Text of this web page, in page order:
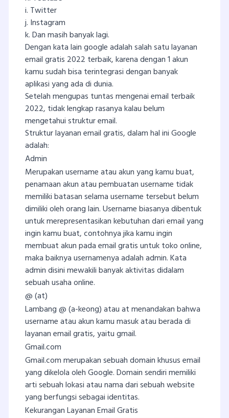
i. Twitter
j. Instagram
k. Dan masih banyak lagi.
Dengan kata lain google adalah salah satu layanan
email gratis 2022 terbaik, karena dengan 1 akun
kamu sudah bisa terintegrasi dengan banyak
aplikasi yang ada di dunia.
Setelah mengupas tuntas mengenai email terbaik
2022, tidak lengkap rasanya kalau belum
mengetahui struktur email.
Struktur layanan email gratis, dalam hal ini Google
adalah:
Admin
Merupakan username atau akun yang kamu buat,
penamaan akun atau pembuatan username tidak
memiliki batasan selama username tersebut belum
dimiliki oleh orang lain. Username biasanya dibentuk
untuk merepresentasikan kebutuhan dari email yang
ingin kamu buat, contohnya jika kamu ingin
membuat akun pada email gratis untuk toko online,
maka baiknya usernamenya adalah admin. Kata
admin disini mewakili banyak aktivitas didalam
sebuah usaha online.
@ (at)
Lambang @ (a-keong) atau at menandakan bahwa
username atau akun kamu masuk atau berada di
layanan email gratis, yaitu gmail.
Gmail.com
Gmail.com merupakan sebuah domain khusus email
yang dikelola oleh Google. Domain sendiri memiliki
arti sebuah lokasi atau nama dari sebuah website
yang berfungsi sebagai identitas.
Kekurangan Layanan Email Gratis